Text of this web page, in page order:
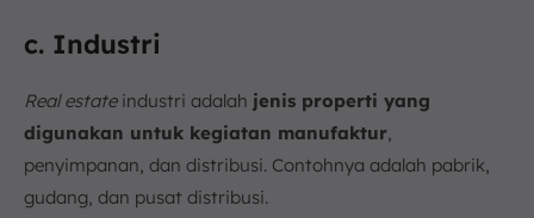
c. Industri
Real estateindustri adalah jenis properti yang
digunakan untuk kegiatan manufaktur
penyimpanan, dan distribusi. Contohnya adalah pabrik,
gudang, dan pusat distribusi.